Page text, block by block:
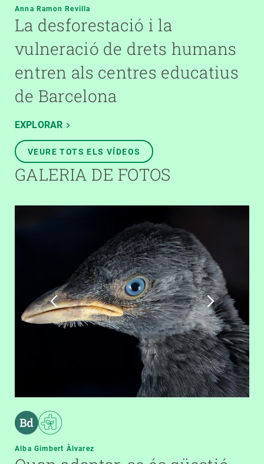
Anna Ramon Revilla
La desforestació i la
vulneració de drets humans
entren als centres educatius
de Barcelona
EXPLORAR
VEURE TOTS ELS VÍDEOS
GALERIA DE FOTOS
Alba Gimbert Àlvarez